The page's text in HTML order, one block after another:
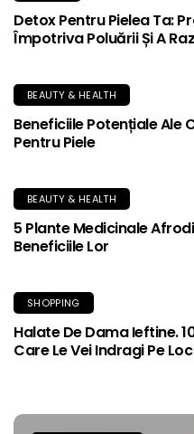
Detox Pentru Pielea Ta:
Împotriva Poluării Și A
BEAUTY & HEALTH
Beneficiile Potențiale Ale
Pentru Piele
BEAUTY & HEALTH
5 Plante Medicinale
Beneficiile Lor
SHOPPING
Halate De Dama Ieftine.
Care Le Vei Indragi Pe